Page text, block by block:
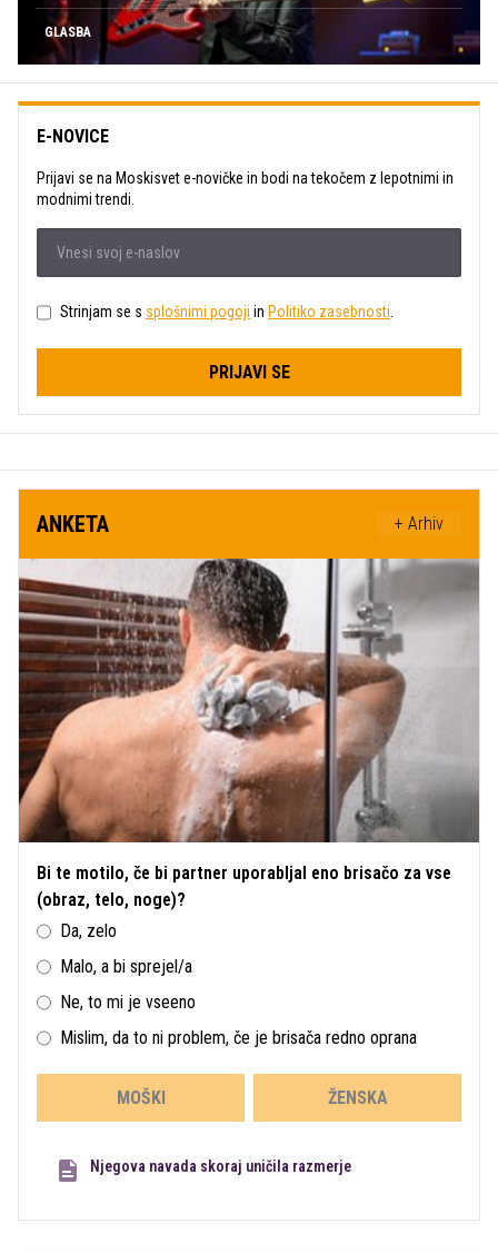
GLASBA
E-NOVICE
Prijavi se na Moskisvet e-novičke in bodi na tekočem z lepotnimi in
modnimi trendi.
Strinjam se s splošnimi pogoji in Politiko zasebnosti.
PRIJAVI SE
ANKETA + Arhiv
Bi te motilo, če bi partner uporabljal eno brisačo za vse
(obraz, telo, noge)?
Da, zelo
Malo, a bi sprejel/a
Ne, to mi je vseeno
Mislim, da to ni problem, če je brisača redno oprana
MOŠKI ŽENSKA
Njegova navada skoraj uničila razmerje